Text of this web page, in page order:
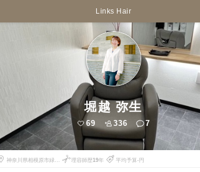
Links Hair
堀越 弥生
69 336 7
神奈川県相模原市緑区
理容師歴19年 平均予算-円